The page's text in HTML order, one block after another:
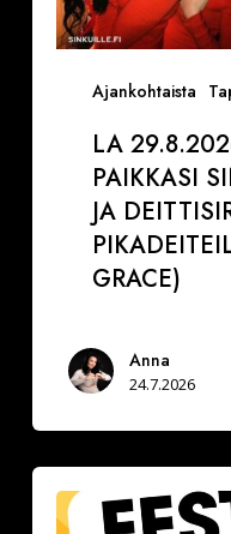
Ajankohtaista
LA
PAIKKASI
JA
GRACE)
Anna
24.7.2026
Festarimatch